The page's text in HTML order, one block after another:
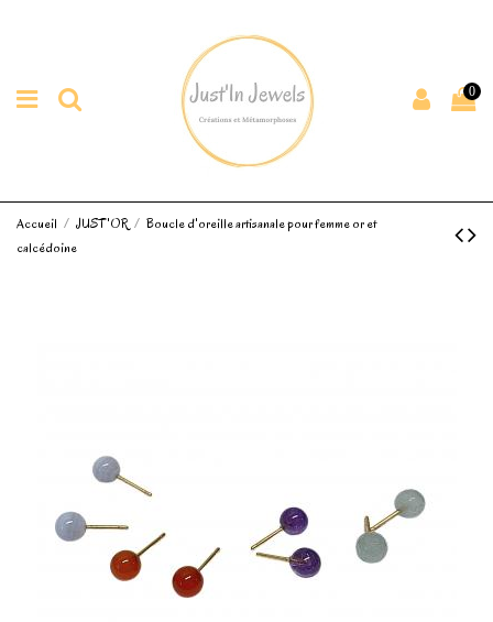
0
Accueil JUST'OR
Boucle d'oreille artisanale pour femme or et
calcédoine